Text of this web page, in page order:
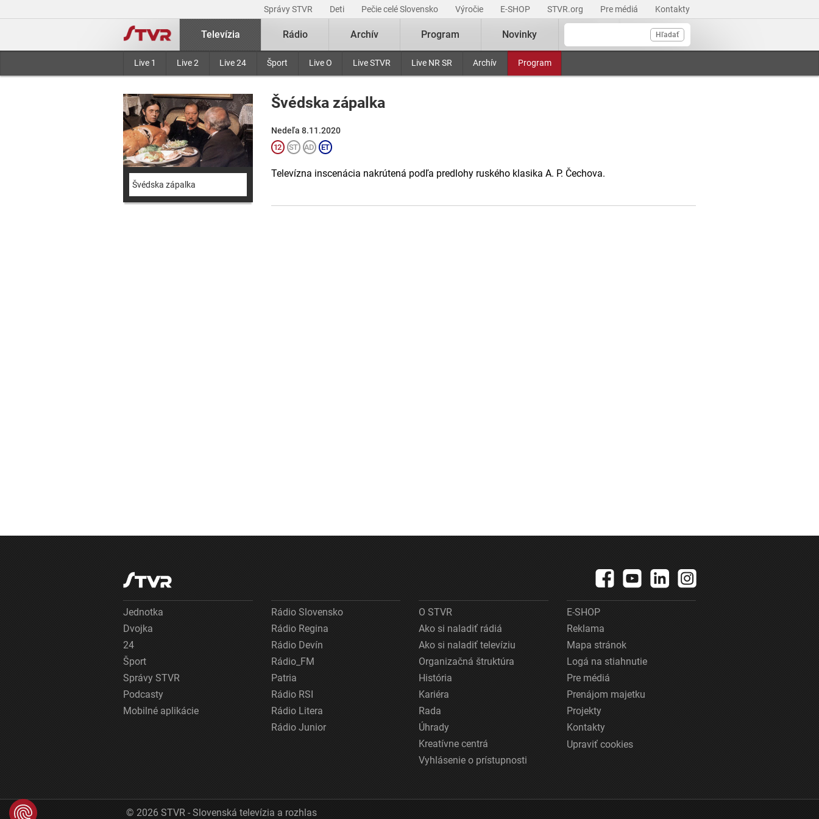
Správy STVR Deti Pečie celé Slovensko Výročie E-SHOP STVR.org Pre médiá Kontakty
Hľadať
Televízia
Live 1 Live 2 Live 24 Šport Live O Live STVR Live NR SR Archív Program
Rádio Archív Program Novinky
Švédska zápalka
Švédska zápalka
Nedeľa 8.11.2020
Televízna inscenácia nakrútená podľa predlohy ruského klasika A. P. Čechova.
Jednotka
Dvojka
24
Šport
Správy STVR
Podcasty
Mobilné aplikácie
Rádio Slovensko
Rádio Regina
Rádio Devín
Rádio_FM
Patria
Rádio RSI
Rádio Litera
Rádio Junior
O STVR
Ako si naladiť rádiá
Ako si naladiť televíziu
Organizačná štruktúra
História
Kariéra
Rada
Úhrady
Kreatívne centrá
Vyhlásenie o prístupnosti
E-SHOP
Reklama
Mapa stránok
Logá na stiahnutie
Pre médiá
Prenájom majetku
Projekty
Kontakty
Upraviť cookies
© 2026 STVR - Slovenská televízia a rozhlas